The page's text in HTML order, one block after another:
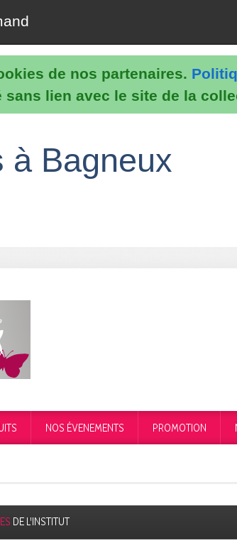
de nos partenaires.
sans lien avec le site de la
à Bagneux